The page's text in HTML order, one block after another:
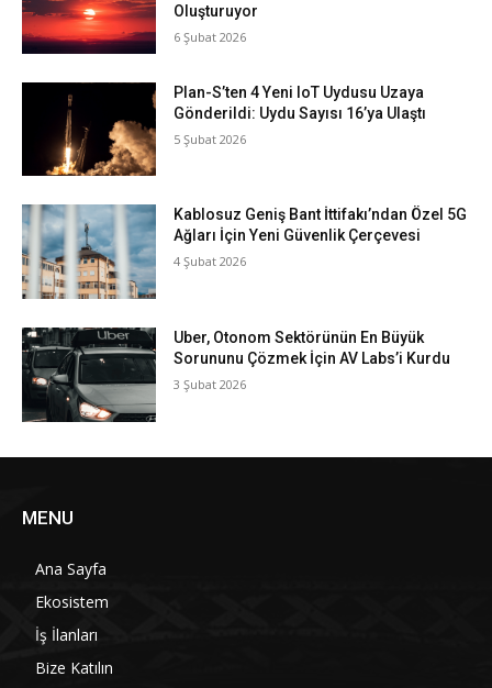
Oluşturuyor
6 Şubat 2026
Plan-S’ten 4 Yeni IoT Uydusu Uzaya
Gönderildi: Uydu Sayısı 16’ya Ulaştı
5 Şubat 2026
Kablosuz Geniş Bant İttifakı’ndan Özel 5G
Ağları İçin Yeni Güvenlik Çerçevesi
4 Şubat 2026
Uber, Otonom Sektörünün En Büyük
Sorununu Çözmek İçin AV Labs’i Kurdu
3 Şubat 2026
MENU
Ana Sayfa
Ekosistem
İş İlanları
Bize Katılın